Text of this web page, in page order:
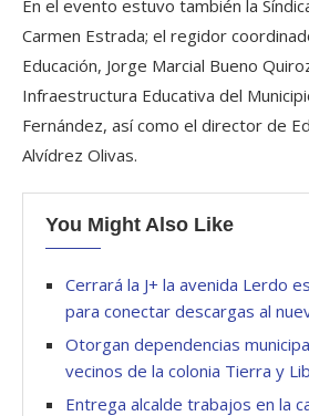
En el evento estuvo también la
Carmen Estrada; el regidor
Educación, Jorge Marcial Bueno
Infraestructura Educativa del
Fernández, así como el director de
Alvídrez Olivas.
You Might Also Like
Cerrará la J+ la avenida Lerdo
para conectar descargas al
Otorgan dependencias
vecinos de la colonia Tierra y
Entrega alcalde trabajos en la